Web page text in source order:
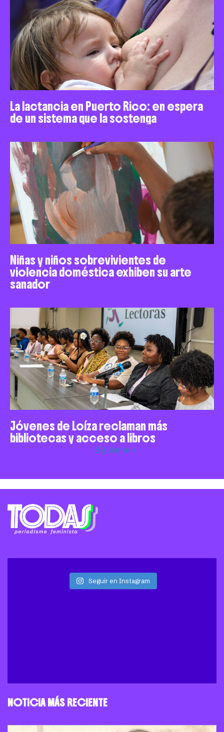
La lactancia en Puerto Rico: en espera
de un sistema que la sostenga
Niñas y niños sobrevivientes de
violencia doméstica exhiben su arte
sanador
Jóvenes de Loíza reclaman más
bibliotecas y acceso a libros
Siguiente »
Seguir en Instagram
NOTICIA MÁS RECIENTE